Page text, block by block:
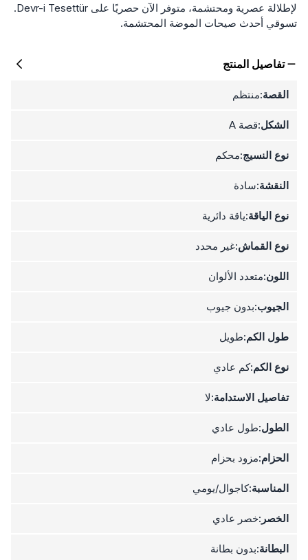
لإطلالة عصرية ومحتشمة، متوفر الآن حصريًا على Devr-i Tesettür.
تسوقي أحدث صيحات الموضة المحتشمة.
تفاصيل المنتج
القصة:منتظم
الشكل:قصة A
نوع النسيج:محكم
النقشة:سادة
نوع الياقة:ياقة دائرية
نوع القماش:غير محدد
اللون:متعدد الألوان
الجيوب:بدون جيوب
طول الكم:طويل
نوع الكم:كم عادي
تفاصيل الاستدامة:لا
الطول:طول عادي
الحزام:مزود بحزام
المناسبة:كاجوال/يومي
الخصر:خصر عادي
البطانة:بدون بطانة